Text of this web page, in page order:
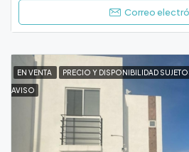
Correo
EN VENTA PRECIO Y DISPONIBILIDAD
AVISO